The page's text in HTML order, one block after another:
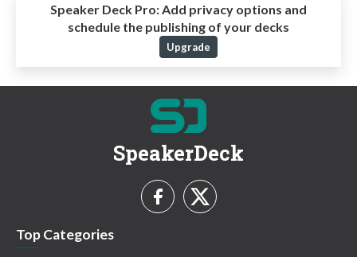
Speaker Deck Pro:Add privacy options and
schedule the publishing of your decks
Upgrade
SpeakerDeck
Top Categories